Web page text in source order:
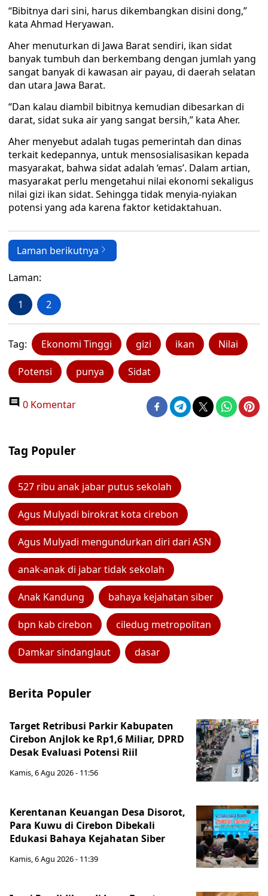
“Bibitnya dari sini, harus dikembangkan disini dong,”
kata Ahmad Heryawan.
Aher menuturkan di Jawa Barat sendiri, ikan sidat
banyak tumbuh dan berkembang dengan jumlah yang
sangat banyak di kawasan air payau, di daerah selatan
dan utara Jawa Barat.
“Dan kalau diambil bibitnya kemudian dibesarkan di
darat, sidat suka air yang sangat bersih,” kata Aher.
Aher menyebut adalah tugas pemerintah dan dinas
terkait kedepannya, untuk mensosialisasikan kepada
masyarakat, bahwa sidat adalah ‘emas’. Dalam artian,
masyarakat perlu mengetahui nilai ekonomi sekaligus
nilai gizi ikan sidat. Sehingga tidak menyia-nyiakan
potensi yang ada karena faktor ketidaktahuan.
Laman berikutnya
Laman:
1 2
Tag: Ekonomi Tinggi gizi ikan Nilai
Potensi punya Sidat
0 Komentar
Tag Populer
527 ribu anak jabar putus sekolah
Agus Mulyadi birokrat kota cirebon
Agus Mulyadi mengundurkan diri dari ASN
anak-anak di jabar tidak sekolah
Anak Kandung bahaya kejahatan siber
bpn kab cirebon ciledug metropolitan
Damkar sindanglaut dasar
Berita Populer
Target Retribusi Parkir Kabupaten
Cirebon Anjlok ke Rp1,6 Miliar, DPRD
Desak Evaluasi Potensi Riil
Kamis, 6 Agu 2026 - 11:56
Kerentanan Keuangan Desa Disorot,
Para Kuwu di Cirebon Dibekali
Edukasi Bahaya Kejahatan Siber
Kamis, 6 Agu 2026 - 11:39